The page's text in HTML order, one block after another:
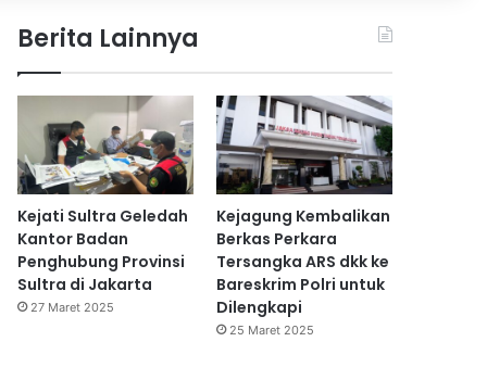
Berita Lainnya
Kejati Sultra Geledah
Kantor Badan
Penghubung Provinsi
Sultra di Jakarta
27 Maret 2025
Kejagung Kembalikan
Berkas Perkara
Tersangka ARS dkk ke
Bareskrim Polri untuk
Dilengkapi
25 Maret 2025